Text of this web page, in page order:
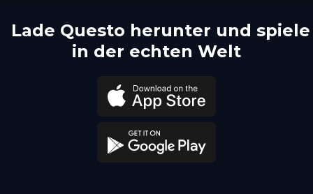
Lade Questo herunter und spiele
in der echten Welt